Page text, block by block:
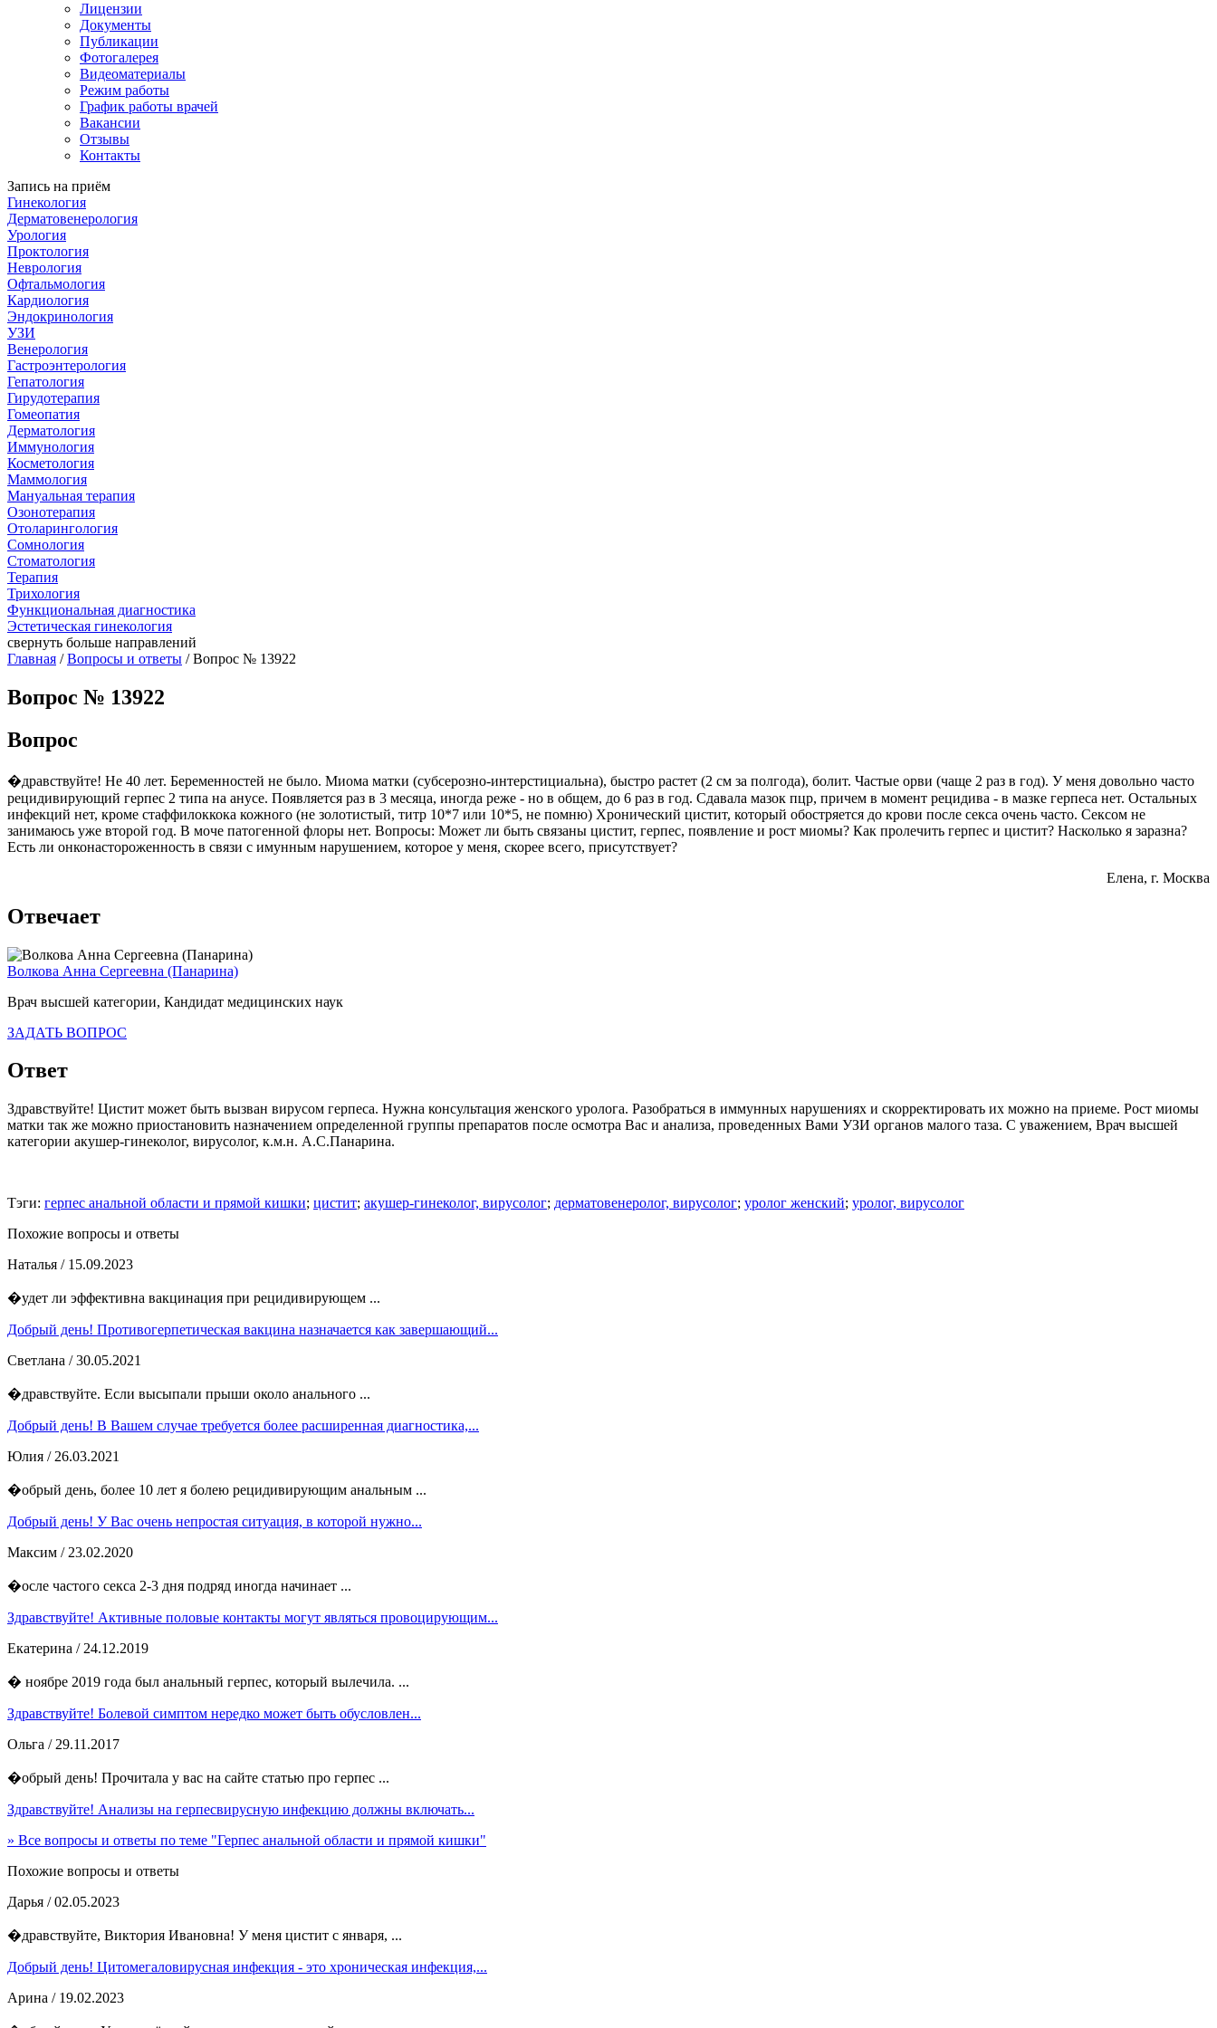
Лицензии
Документы
Публикации
Фотогалерея
Видеоматериалы
Режим работы
График работы врачей
Вакансии
Отзывы
Контакты
Запись на приём
Гинекология
Дерматовенерология
Урология
Проктология
Неврология
Офтальмология
Кардиология
Эндокринология
УЗИ
Венерология
Гастроэнтерология
Гепатология
Гирудотерапия
Гомеопатия
Дерматология
Иммунология
Косметология
Маммология
Мануальная терапия
Озонотерапия
Отоларингология
Сомнология
Стоматология
Терапия
Трихология
Функциональная диагностика
Эстетическая гинекология
свернуть больше направлений
Главная /Вопросы и ответы / Вопрос № 13922
Вопрос № 13922
Вопрос
�дравствуйте! Не 40 лет. Беременностей не было. Миома матки (субсерозно-интерстициальна), быстро растет (2 см за полгода), болит. Частые орви (чаще 2 раз в год). У меня довольно часто
рецидивирующий герпес 2 типа на анусе. Появляется раз в 3 месяца, иногда реже - но в общем, до 6 раз в год. Сдавала мазок пцр, причем в момент рецидива - в мазке герпеса нет. Остальных
инфекций нет, кроме стаффилоккока кожного (не золотистый, титр 10*7 или 10*5, не помню) Хронический цистит, который обостряется до крови после секса очень часто. Сексом не
занимаюсь уже второй год. В моче патогенной флоры нет. Вопросы: Может ли быть связаны цистит, герпес, появление и рост миомы? Как пролечить герпес и цистит? Насколько я заразна?
Есть ли онконастороженность в связи с имунным нарушением, которое у меня, скорее всего, присутствует?
Елена, г. Москва
Отвечает
Волкова Анна Сергеевна (Панарина)
Врач высшей категории, Кандидат медицинских наук
ЗАДАТЬ ВОПРОС
Ответ
Здравствуйте! Цистит может быть вызван вирусом герпеса. Нужна консультация женского уролога. Разобраться в иммунных нарушениях и скорректировать их можно на приеме. Рост миомы
матки так же можно приостановить назначением определенной группы препаратов после осмотра Вас и анализа, проведенных Вами УЗИ органов малого таза. С уважением, Врач высшей
категории акушер-гинеколог, вирусолог, к.м.н. А.С.Панарина.
Тэги: герпес анальной области и прямой кишки; цистит; акушер-гинеколог, вирусолог; дерматовенеролог, вирусолог; уролог женский; уролог, вирусолог
Похожие вопросы и ответы
Наталья / 15.09.2023
�удет ли эффективна вакцинация при рецидивирующем ...
Добрый день! Противогерпетическая вакцина назначается как завершающий...
Светлана / 30.05.2021
�дравствуйте. Если высыпали прыши около анального ...
Добрый день! В Вашем случае требуется более расширенная диагностика,...
Юлия / 26.03.2021
�обрый день, более 10 лет я болею рецидивирующим анальным ...
Добрый день! У Вас очень непростая ситуация, в которой нужно...
Максим / 23.02.2020
�осле частого секса 2-3 дня подряд иногда начинает ...
Здравствуйте! Активные половые контакты могут являться провоцирующим...
Екатерина / 24.12.2019
� ноябре 2019 года был анальный герпес, который вылечила. ...
Здравствуйте! Болевой симптом нередко может быть обусловлен...
Ольга / 29.11.2017
�обрый день! Прочитала у вас на сайте статью про герпес ...
Здравствуйте! Анализы на герпесвирусную инфекцию должны включать...
» Все вопросы и ответы по теме "Герпес анальной области и прямой кишки"
Похожие вопросы и ответы
Дарья / 02.05.2023
�дравствуйте, Виктория Ивановна! У меня цистит с января, ...
Добрый день! Цитомегаловирусная инфекция - это хроническая инфекция,...
Арина / 19.02.2023